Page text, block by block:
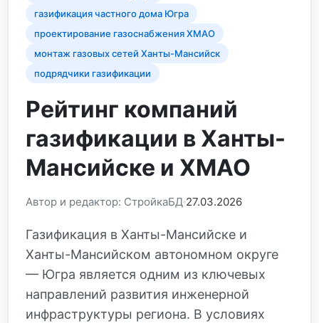
газификация частного дома Югра
проектирование газоснабжения ХМАО
монтаж газовых сетей Ханты-Мансийск
подрядчики газификации
Рейтинг компаний
газификации в Ханты-
Мансийске и ХМАО
Автор и редактор: СтройкаБД 27.03.2026
Газификация в Ханты-Мансийске и
Ханты-Мансийском автономном округе
— Югра является одним из ключевых
направлений развития инженерной
инфраструктуры региона. В условиях